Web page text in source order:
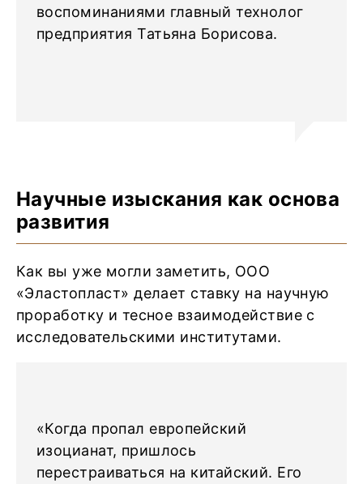
воспоминаниями главный технолог
предприятия Татьяна Борисова.
Научные изыскания как основа
развития
Как вы уже могли заметить, ООО
«Эластопласт» делает ставку на научную
проработку и тесное взаимодействие с
исследовательскими институтами.
«Когда пропал европейский
изоцианат, пришлось
перестраиваться на китайский. Его